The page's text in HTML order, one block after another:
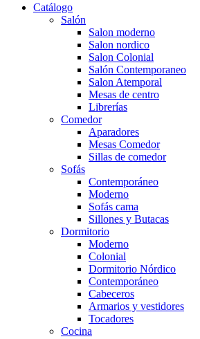
Catálogo
Salón
Salon moderno
Salon nordico
Salon Colonial
Salón Contemporaneo
Salon Atemporal
Mesas de centro
Librerías
Comedor
Aparadores
Mesas Comedor
Sillas de comedor
Sofás
Contemporáneo
Moderno
Sofás cama
Sillones y Butacas
Dormitorio
Moderno
Colonial
Dormitorio Nórdico
Contemporáneo
Cabeceros
Armarios y vestidores
Tocadores
Cocina